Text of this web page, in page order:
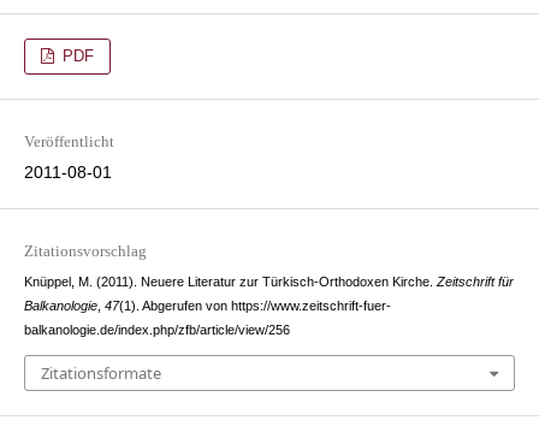
PDF
Veröffentlicht
2011-08-01
Zitationsvorschlag
Knüppel, M. (2011). Neuere Literatur zur Türkisch-Orthodoxen Kirche. Zeitschrift für
Balkanologie, 47(1). Abgerufen von https://www.zeitschrift-fuer-
balkanologie.de/index.php/zfb/article/view/256
Zitationsformate